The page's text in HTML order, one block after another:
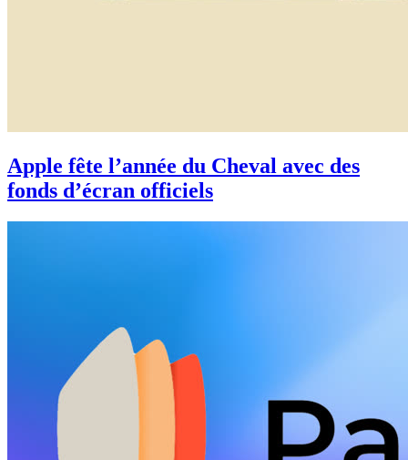
Apple fête l’année du Cheval avec des
fonds d’écran officiels